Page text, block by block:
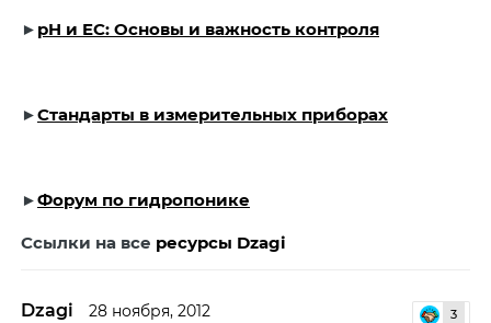
► pH и EC: Основы и важность контроля
►Стандарты в измерительных приборах
►Форум по гидропонике
Ссылки на все ресурсы Dzagi
Dzagi 28 ноября, 2012 3